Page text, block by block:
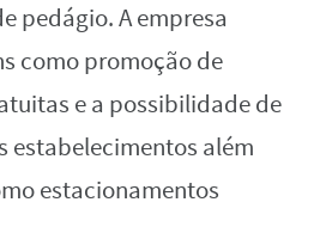
pedágio. A empresa
como promoção de
e a possibilidade de
estabelecimentos além
estacionamentos